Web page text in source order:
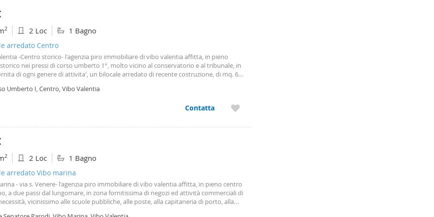
2 2 Loc 1 Bagno
arredato Centro
-Centro storico- l'agenzia piro immobiliare di vibo valentia affitta, in pieno
nei pressi di corso umberto 1°, molto vicino al conservatorio e al tribunale, in
di ogni genere di attivita', un bilocale arredato di recente costruzione, di mq. 60
€. 350 comprese spese di condominio- rif. L99- info: 0963 45097 - 366
Umberto I, Centro, Vibo Valentia
Contatta
2 2 Loc 1 Bagno
arredato Vibo marina
- via s. Venere- l'agenzia piro immobiliare di vibo valentia affitta, in pieno centro
a due passi dal lungomare, in zona fornitissima di negozi ed attività commerciali di
vicinissimo alle scuole pubbliche, alle poste, alla capitaneria di porto, alla